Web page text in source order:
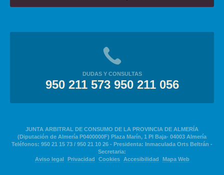
DUDAS Y CONSULTAS
950 211 573 950 211 056
JUNTA ARBITRAL DE CONSUMO DE LA PROVINCIA DE ALMERÍA
(Diputación de Almería P0400000F) Plaza Marín, 1 Pl Baja- 04003 Almería
Teléfonos: 950 21 15 73 / 950 21 10 26 - Presidenta: Inmaculada Orts Beltrán -
Secretaria:
Aviso legal
Privacidad Cookies Accesibilidad Mapa Web